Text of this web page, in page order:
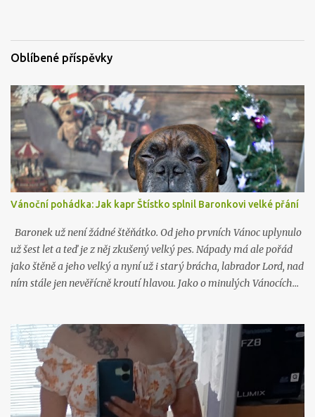
a
Oblíbené příspěvky
Vánoční pohádka: Jak kapr Štístko splnil Baronkovi velké přání
Baronek už není žádné štěňátko. Od jeho prvních Vánoc uplynulo
už šest let a teď je z něj zkušený velký pes. Nápady má ale pořád
jako štěně a jeho velký a nyní už i starý brácha, labrador Lord, nad
ním stále jen nevěřícně kroutí hlavou. Jako o minulých Vánocích…